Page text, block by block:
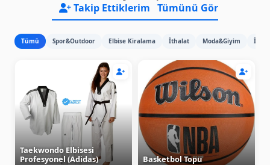
Takip Ettiklerim Tümünü Gör
Tümü Spor&Outdoor Elbise Kiralama İthalat Moda&Giyim
Taekwondo Elbisesi
Profesyonel (Adidas)
Basketbol Topu